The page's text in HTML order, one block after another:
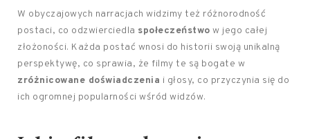
W obyczajowych narracjach widzimy też różnorodność
postaci, co odzwierciedla społeczeństwo w jego całej
złożoności. Każda postać wnosi do historii swoją unikalną
perspektywę, co sprawia, że filmy te są bogate w
zróżnicowane doświadczenia i głosy, co przyczynia się do
ich ogromnej popularności wśród widzów.